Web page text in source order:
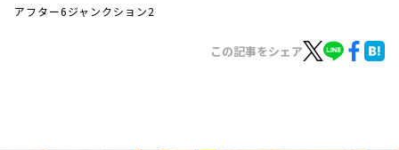
アフター6ジャンクション2
この記事をシェア